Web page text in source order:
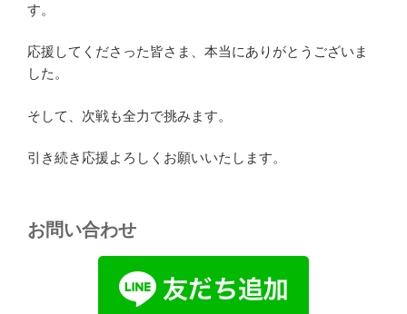
す。
応援してくださった皆さま、本当にありがとうございま
した。
そして、次戦も全力で挑みます。
引き続き応援よろしくお願いいたします。
お問い合わせ